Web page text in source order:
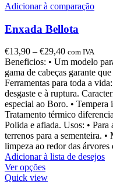
Adicionar à comparação
Enxada Bellota
€13,90 – €29,40 com IVA
Beneficios: • Um modelo
gama de cabeças garante
Ferramentas para toda a
desgaste e à ruptura.
especial ao Boro. • Tempera
Tratamento térmico
Polida e afiada. Usos: • Para
terrenos para a sementeira.
limpeza ao redor das árvores
Adicionar à lista de desejos
Ver opções
Quick view